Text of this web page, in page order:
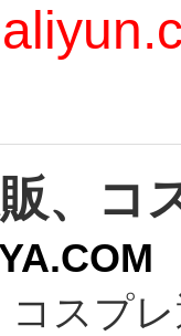
う...
、コ
コスプ